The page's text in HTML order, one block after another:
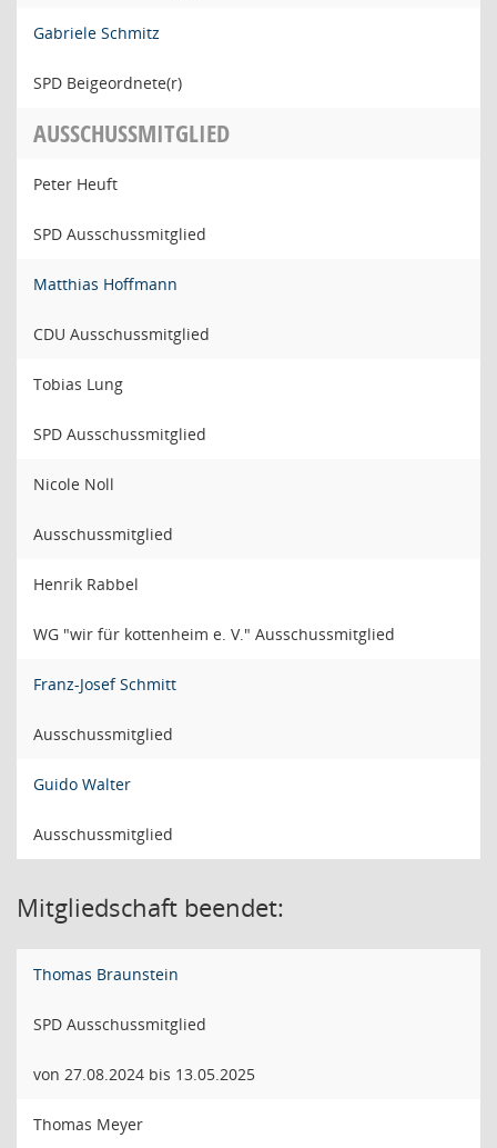
Gabriele Schmitz
SPD Beigeordnete(r)
AUSSCHUSSMITGLIED
Peter Heuft
SPD Ausschussmitglied
Matthias Hoffmann
CDU Ausschussmitglied
Tobias Lung
SPD Ausschussmitglied
Nicole Noll
Ausschussmitglied
Henrik Rabbel
WG "wir für kottenheim e. V." Ausschussmitglied
Franz-Josef Schmitt
Ausschussmitglied
Guido Walter
Ausschussmitglied
Mitgliedschaft beendet:
Thomas Braunstein
SPD Ausschussmitglied
von 27.08.2024 bis 13.05.2025
Thomas Meyer